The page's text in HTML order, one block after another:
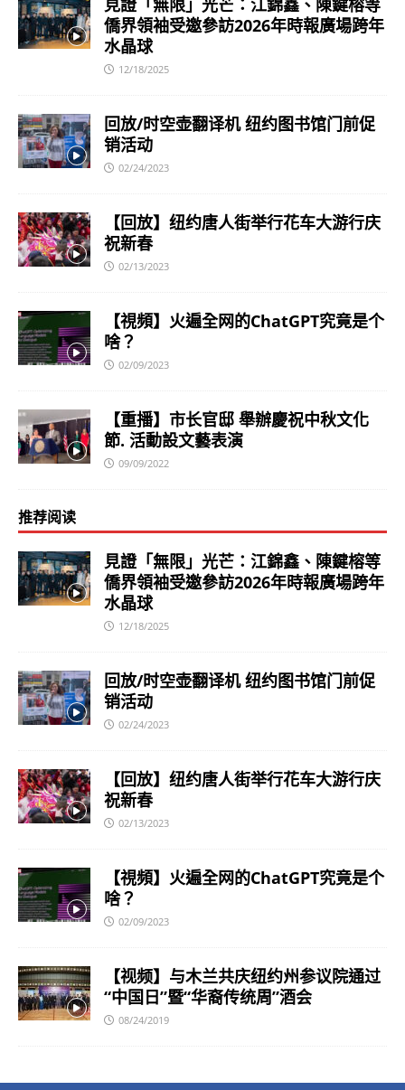
僑界領袖受邀參訪2026年時報廣場跨年
水晶球
12/18/2025
回放/时空壶翻译机 纽约图书馆门前促
销活动
02/24/2023
【回放】纽约唐人街举行花车大游行庆
祝新春
02/13/2023
【視頻】火遍全网的ChatGPT究竟是个
啥？
02/09/2023
【重播】市长官邸 舉辦慶祝中秋文化
節. 活動設文藝表演
09/09/2022
推荐阅读
見證「無限」光芒：江錦鑫、陳鍵榕等
僑界領袖受邀參訪2026年時報廣場跨年
水晶球
12/18/2025
回放/时空壶翻译机 纽约图书馆门前促
销活动
02/24/2023
【回放】纽约唐人街举行花车大游行庆
祝新春
02/13/2023
【視頻】火遍全网的ChatGPT究竟是个
啥？
02/09/2023
【视频】与木兰共庆纽约州参议院通过
“中国日”暨“华裔传统周”酒会
08/24/2019